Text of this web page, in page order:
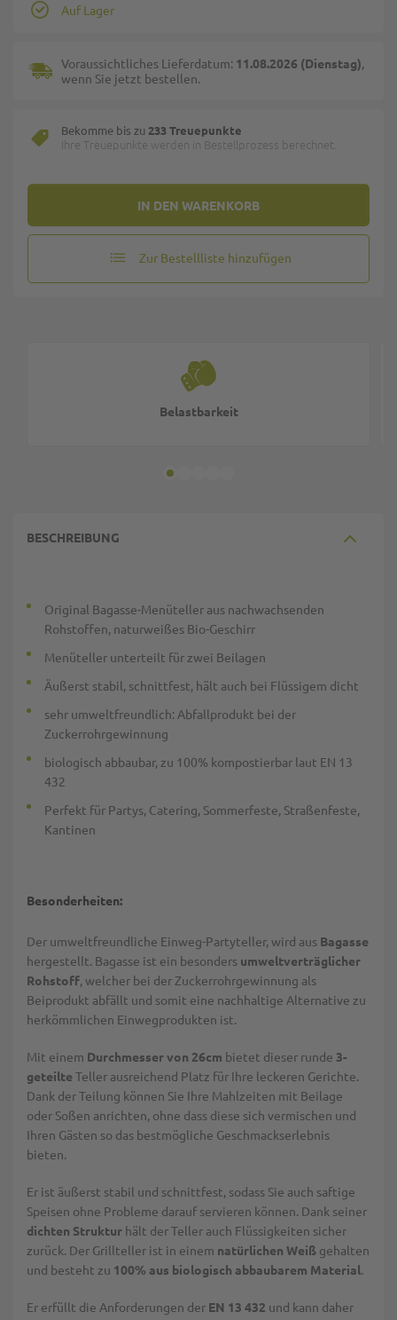
IN DEN WARENKORB
Auf Lager
Voraussichtliches Lieferdatum: 11.08.2026 (Dienstag),
wenn Sie jetzt bestellen.
Bekomme bis zu 233 Treuepunkte
Ihre Treuepunkte werden in Bestellprozess berechnet.
Zur Bestellliste hinzufügen
Belastbarkeit
BESCHREIBUNG
Original Bagasse-Menüteller aus nachwachsenden
Rohstoffen, naturweißes Bio-Geschirr
Menüteller unterteilt für zwei Beilagen
Äußerst stabil, schnittfest, hält auch bei Flüssigem dicht
sehr umweltfreundlich: Abfallprodukt bei der
Zuckerrohrgewinnung
biologisch abbaubar, zu 100% kompostierbar laut EN 13
432
Perfekt für Partys, Catering, Sommerfeste, Straßenfeste,
Kantinen
Besonderheiten:
Der umweltfreundliche Einweg-Partyteller, wird aus Bagasse
hergestellt. Bagasse ist ein besonders umweltverträglicher
Rohstoff, welcher bei der Zuckerrohrgewinnung als
Beiprodukt abfällt und somit eine nachhaltige Alternative zu
herkömmlichen Einwegprodukten ist.
Mit einem Durchmesser von 26cm bietet dieser runde 3-
geteilteTeller ausreichend Platz für Ihre leckeren Gerichte.
Dank der Teilung können Sie Ihre Mahlzeiten mit Beilage
oder Soßen anrichten, ohne dass diese sich vermischen und
Ihren Gästen so das bestmögliche Geschmackserlebnis
bieten.
Er ist äußerst stabil und schnittfest, sodass Sie auch saftige
Speisen ohne Probleme darauf servieren können. Dank seiner
dichten Struktur hält der Teller auch Flüssigkeiten sicher
zurück. Der Grillteller ist in einem natürlichen Weiß gehalten
und besteht zu 100% aus biologisch abbaubarem Material.
Er erfüllt die Anforderungen der EN 13 432 und kann daher